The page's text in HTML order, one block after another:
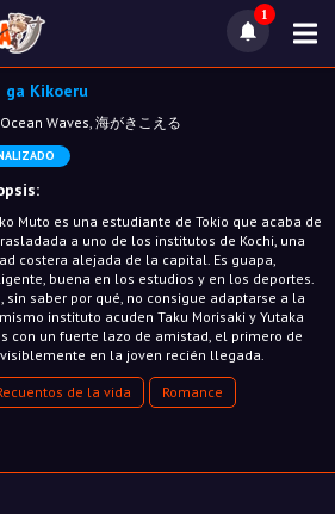
1
ga Kikoeru
Waves, 海がきこえる
Muto es una estudiante de Tokio que acaba de
a uno de los institutos de Kochi, una
costera alejada de la capital. Es guapa,
buena en los estudios y en los deportes.
sin saber por qué, no consigue adaptarse a la
instituto acuden Taku Morisaki y Yutaka
con un fuerte lazo de amistad, el primero de
en la joven recién llegada.
de la vida Romance